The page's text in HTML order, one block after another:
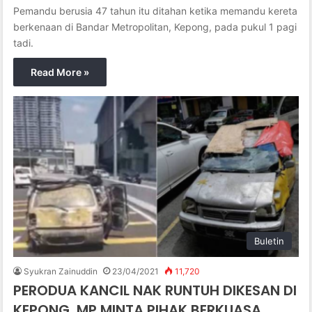
Pemandu berusia 47 tahun itu ditahan ketika memandu kereta
berkenaan di Bandar Metropolitan, Kepong, pada pukul 1 pagi
tadi.
Read More »
Buletin
Syukran Zainuddin 23/04/2021 11,720
PERODUA KANCIL NAK RUNTUH DIKESAN DI